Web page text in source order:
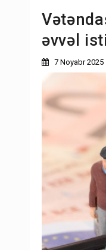
əvvəl
7 Noyabr 2025